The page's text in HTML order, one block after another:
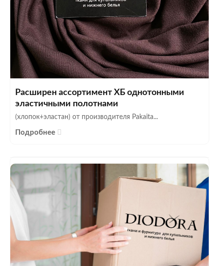
Расширен ассортимент ХБ однотонными
эластичными полотнами
(хлопок+эластан) от производителя Pakaita...
Подробнее